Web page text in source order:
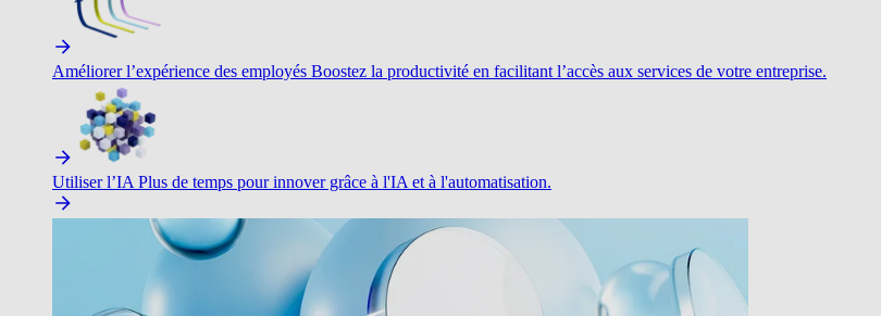
Améliorer l’expérience des employés Boostez la productivité en facilitant l’accès aux services de votre entreprise.
Utiliser l’IA Plus de temps pour innover grâce à l'IA et à l'automatisation.